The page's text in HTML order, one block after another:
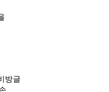
방글